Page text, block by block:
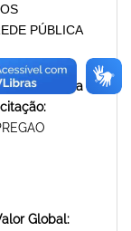
PÚBLICA
da
Global: